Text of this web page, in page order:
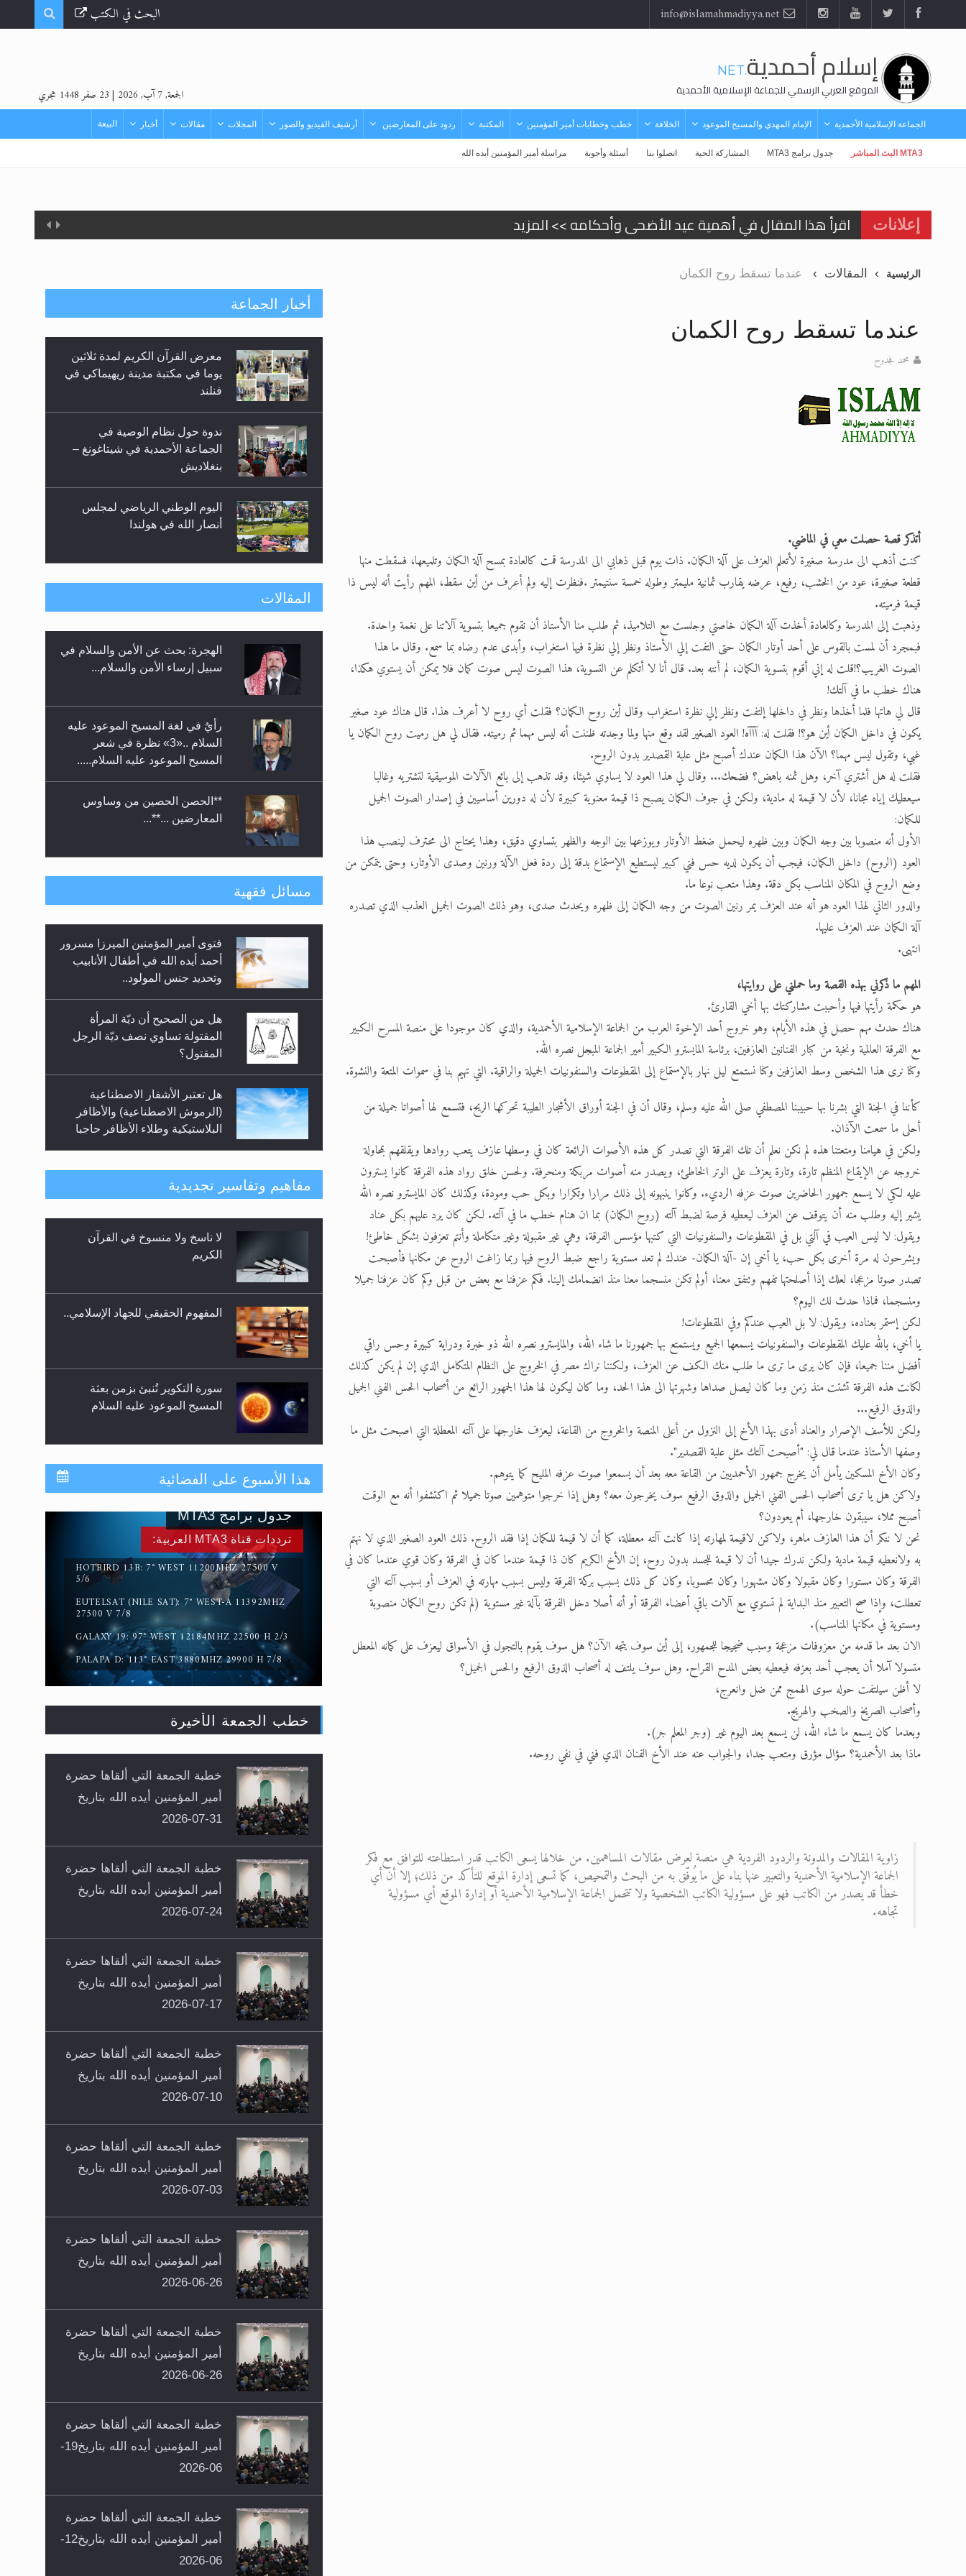
البحث في الكتب
إسلام أحمدية.NET
الموقع العربي الرسمي للجماعة الإسلامية الأحمدية الجمعة, 7 آب, 2026 | 23 صفر 1448 هجري
الجماعة الإسلامية الأحمدية الإمام المهدي والمسيح الموعود الخلافة خطب وخطابات أمير المؤمنين المكتبة ردود على المعارضين أرشيف الفيديو والصور المجلات مقالات أخبار البيعة
MTA3 البث المباشر جدول برامج MTA3 المشاركة الحية اتصلوا بنا أسئلة وأجوبة مراسلة أمير المؤمنين أيده الله
إعلانات
اقرأ هذا المقال في أهمية عيد الأضحى وأحكامه >> المزيد
الحجّ.. دلالات، حِكم، وأهداف >> المزيد
تعميم هامّ لأفراد الجماعة >> المزيد
تعميم هامّ لأفراد الجماعة >> المزيد
إعلان هامّ بخصوص الرسائل المرسلة إلى حضرة امير المؤمنين أيده الله والمكتب العربي >> المزيد
للانتقال إلى كافة الردود على القمص زكريا يطرس وأعداء الإسلام اضغط هنا >> المزيد
اقرأ هذا الكتاب وتعرّف على حقيقة الإسراء والمعراج >> المزيد
الرئيسية المقالات عندما تسقط روح الكمان
عندما تسقط روح الكمان
محمد فجدوح
أتذكر قصة حصلت معي في الماضي.
كنت أذهب الى مدرسة صغيرة لأتعلم العزف على آلة الكمان. ذات يوم قبل ذهابي الى المدرسة قمت كالعادة بمسح آلة الكمان وتلميعها، فسقطت منها
قطعة صغيرة، عود من الخشب، رفيع، عرضه يقارب ثمانية مليمتر وطوله خمسة سنتيمتر .فنظرت إليه ولم أعرف من أين سقط، المهم رأيت أنه ليس ذا
قيمة فرميته.
وذهبت إلى المدرسة وكالعادة أخذت آلة الكمان خاصتي وجلست مع التلاميذ، ثم طلب منا الأستاذ أن نقوم جميعا بتسوية آلاتنا على نغمة واحدة.
فبمجرد أن لمست بالقوس على أحد أوتار الكمان حتى التفت إلي الأستاذ ونظر إلي نظرة فيها استغراب، وأبدى عدم رضاه بما سمع. وقال ما هذا
الصوت الغريب؟!قلت له إني أقوم بتسوية الكمان، لم أنته بعد. قال أنا لا أتكلم عن التسوية، هذا الصوت ليس صوت كمان فلا يمكن أن يستوي هكذا،
هناك خطب ما في آلتك!
قال لي هاتها فلما أخذها ونظر في داخلها إلتفت ونظر إلي نظرة استغراب وقال أين روح الكمان؟ فقلت أي روح لا أعرف هذا. قال هناك عود صغير
يكون في داخل الكمان أين هو؟! فقلت له: آآآه! العود الصغير لقد وقع منها ولما وجدته ظننت أنه ليس مهما ثم رميته. فقال لي هل رميت روح الكمان يا
غبي، وتقول ليس مهما؟ الآن هذا الكمان عندك أصبح مثل علبة القصدير بدون الروح.
فقلت له هل أشتري آخر، وهل ثمنه باهض؟ فضحك... وقال لي هذا العود لا يساوي شيئا، وقد تذهب إلى بائع الآلات الموسيقية لتشتريه وغالبا
سيعطيك إياه مجانا، لأن لا قيمة له مادية، ولكن في جوف الكمان يصبح ذا قيمة معنوية كبيرة لأن له دورين أساسيين في إصدار الصوت الجميل
للكمان:
الأول أنه منصوبا بين وجه الكمان وبين ظهره ليحمل ضغط الأوتار ويوزعها بين الوجه والظهر بتساوي دقيق، وهذا يحتاج الى محترف لينصب هذا
العود (الروح) داخل الكمان، فيجب أن يكون لديه حس فني كبير ليستطيع الإستماع بدقة إلى ردة فعل الآلة ورنين وصدى الأوتار، وحتى يتمكن من
وضع الروح في المكان المناسب بكل دقة. وهذا متعب نوعا ما.
والدور الثاني لهذا العود هو أنه عند العزف يمر رنين الصوت من وجه الكمان إلى ظهره ويحدث صدى، وهو ذلك الصوت الجميل العذب الذي تصدره
آلة الكمان عند العزف عليها.
انتهى.
المهم ما ذكرني بهذه القصة وما حملني على روايتها،
هو حكمة رأيتها فيها وأحببت مشاركتك بها أخي القارئ.
هناك حدث مهم حصل في هذه الأيام، وهو خروج أحد الإخوة العرب من الجماعة الإسلامية الأحمدية، والذي كان موجودا على منصة المسرح الكبير
مع الفرقة العالمية ونخبة من كبار الفنانين العازفين، برئاسة المايسترو الكبير أمير الجماعة المبجل نصره الله.
وكنا نرى هذا الشخص وسط العازفين وكنا نستمتع ليل نهار بالإستماع إلى المقطوعات والسنفونيات الجميلة والراقية. التي تهيم بنا في سموات المتعة والنشوة.
كأننا في الجنة التي بشرنا بها حبيبنا المصطفي صلى الله عليه وسلم، وقال أن في الجنة أوراق الأشجار الطيبة تحركها الريح، فتسمع لها أصواتا جميلة من
أحلى ما سمعت الآذان.
ولكن في هيامنا ومتعتنا هذه لم نكن نعلم أن تلك الفرقة التي تصدر كل هذه الأصوات الرائعة كان في وسطها عازف يتعب روادها ويقلقهم بمحاولة
خروجه عن الإيقاع المنظم تارة، وتارة يعزف على الوتر الخاطئ، ويصدر منه أصوات مربكة ومنحرفة. ولحسن خلق رواد هذه الفرقة كانوا يسترون
عليه لكي لا يسمع جمهور الحاضرين صوت عزفه الرديء. وكانوا ينبهونه إلى ذلك مرارا وتكرارا وبكل حب ومودة، وكذلك كان المايسترو نصره الله
يشير إليه وطلب منه أن يتوقف عن العزف ليعطيه فرصة لضبط آلته (روح الكمان) بما ان هنام خطب ما في آلته. لكن كان يرد عليهم بكل عناد
ويقول: لا ليس العيب في آلتي بل في المقطوعات والسنفونيات التي كتبها مؤسس الفرقة، وهي غير مقبولة وغير متكاملة وأنتم تعزفون بشكل خاطئ!
ويشرحون له مرة أخرى بكل حب، يا أخي إن -آلة الكمان- عندك لم تعد مستوية راجع ضبط الروح فيها ربما زاغت الروح عن مكانها فأصبحت
تصدر صوتا مزعجا، لعلك إذا أصلحتها تفهم وتتفق معنا، أولم تكن منسجما معنا منذ انضمامك إلينا. فكم عزفنا مع بعض من قبل وكم كان عزفنا جميلا
ومنسجما، فماذا حدث لك اليوم؟
لكن إستمر بعناده، ويقول: لا بل العيب عندكم وفي المقطوعات!
يا أخي، بالله عليك المقطوعات والسنفونيات يسمعها الجميع ويستمتع بها جمهورنا ما شاء الله، والمايسترو نصره الله ذو خبرة ودراية كبيرة وحس راقي
أفضل مننا جميعا، فإن كان يرى ما ترى ما طلب منك الكف عن العزف، ولكننا نراك مصر في الخروج على النظام المتكامل الذي إن لم يكن كذلك
لكانت هذه الفرقة تشتت منذ زمن وما كان ليصل صداها وشهرتها الى هذا الحد، وما كان ليكون لها هذا الجمهور الرائع من أصحاب الحس الفني الجميل
والذوق الرفيع...
ولكن للأسف الإصرار والعناد أدى بهذا الأخ إلى النزول من أعلى المنصة والخروج من القاعة، ليعزف خارجها على آلته المعطلة التي اصبحت مثل ما
وصفها الأستاذ عندما قال لي: "أصبحت آلتك مثل علبة القصدير".
وكان الأخ المسكين يأمل أن يخرج جمهور الأحمديين من القاعة معه بعد أن يسمعوا صوت عزفه المليح كما يتوهم.
ولاكن هل يا ترى أصحاب الحس الفني الجميل والذوق الرفيع سوف يخرجون معه؟ وهل إذا خرجوا متوهمين صوتا جميلا ثم اكتشفوا أنه مع الوقت
أصبح مملا، سيبقون خارجها، أم يعودون؟
نحن لا ننكر أن هذا العازف ماهر، ولاكن لاقيمة لمهارته إذا كانت آلته معطلة، كما أن لا قيمة للكمان إذا فقد الروح. ذلك العود الصغير الذي لا نهتم
به ولانعطيه قيمة مادية ولكن ندرك جيدا أن لا قيمة للجسد بدون روح، إن الأخ الكريم كان ذا قيمة عندما كان في الفرقة وكان قوي عندما كان في
الفرقة وكان مستورا وكان مقبولا وكان مشهورا وكان محسوبا، وكان كل ذلك بسبب بركة الفرقة وليس بسبب مهارته في العزف أو بسبب آلته التي
تعطلت، وإذا صح التعبير منذ البداية لم تستوي مع آلات باقي أعضاء الفرقة أو أنه أصلا دخل الفرقة بآلة غير مستوية (لم تكن روح الكمان منصوبة
ومستوية في مكانها المناسب).
الان بعد ما قدمه من معزوفات مزعجة وسبب ضجيجا للجمهور، إلى أين سوف يتجه الآن؟ هل سوف يقوم بالتجول في الأسواق ليعزف على كمانه المعطل
متسولا آملا أن يعجب أحد بعزفه فيعطيه بعض المدح القراح. وهل سوف يلتف له أصحاب الذوق الرفيع والحس الجميل؟
لا أظن سيلتفت حوله سوى الهمج ممن ضل وانعرج،
وأصحاب الصريخ والصخب والهريج.
وبعدما كان يسمع ما شاء الله، لن يسمع بعد اليوم غير (وجر المعلم جر).
ماذا بعد الأحمدية؟ سؤال مؤرق ومتعب جدا، والجواب عنه عند الأخ الفنان الذي فني في نفي روحه.
زاوية المقالات والمدونة والردود الفردية هي منصة لعرض مقالات المساهمين. من خلالها يسعى الكاتب قدر استطاعته للتوافق مع فكر
الجماعة الإسلامية الأحمدية والتعبير عنها بناء على ما يُوفّق به من البحث والتمحيص، كما تسعى إدارة الموقع للتأكد من ذلك؛ إلا أن أي
خطأ قد يصدر من الكاتب فهو على مسؤولية الكاتب الشخصية ولا تتحمل الجماعة الإسلامية الأحمدية أو إدارة الموقع أي مسؤولية
تجاهه.
أخبار الجماعة
معرض القرآن الكريم لمدة ثلاثين
يوما في مكتبة مدينة ريهيماكي في
فنلند
ندوة حول نظام الوصية في
الجماعة الأحمدية في شيتاغونغ –
بنغلاديش
اليوم الوطني الرياضي لمجلس
أنصار الله في هولندا
إتمام حفظ القرآن الكريم لثلاثة
حفل توزيع الشهادات في الجامعة
الأحمدية بنيجيريا لعام 2025
المقالات
الهجرة: بحث عن الأمن والسلام في
سبيل إرساء الأمن والسلام...
رأيٌ في لغة المسيح الموعود عليه
السلام ..«3» نظرة في شعر
المسيح الموعود عليه السلام.....
**الحصن الحصين من وساوس
المعارضين ...**...
متطلَّبات التّحريك الجديد...
رأيٌ في لغة المسيح الموعود عليه
السلام.. 4...
مسائل فقهية
فتوى أمير المؤمنين الميرزا مسرور
أحمد أيده الله في أطفال الأنابيب
وتحديد جنس المولود..
هل من الصحيح أن ديّة المرأة
المقتولة تساوي نصف ديّة الرجل
المقتول؟
هل تعتبر الأشفار الاصطناعية
(الرموش الاصطناعية) والأظافر
البلاستيكية وطلاء الأظافر حاجبا
هل يُحسب حول الزكاة وفق السنة
الميلادية أو الهجرية؟
هل يجوز فتح مشروع كوافير نسائي
للمحجبات وغير المحجبات؟
مفاهيم وتفاسير تجديدية
لا ناسخ ولا منسوخ في القرآن
الكريم
المفهوم الحقيقي للجهاد الإسلامي..
سورة التكوير تُنبئ بزمن بعثة
المسيح الموعود عليه السلام
حقيقة المسيح الدجال
القرآن قاضٍ وحكمٌ على السنة
ومهيمنٌ عليها.. ليس العكس
هذا الأسبوع على الفضائية
ترددات قناة MTA3 العربية:
HOTBIRD 13B: 7° WEST 11200MHZ 27500 V
5/6
EUTELSAT (NILE SAT): 7° WEST-A 11392MHZ
27500 V 7/8
GALAXY 19: 97° WEST 12184MHZ 22500 H 2/3
PALAPA D: 113° EAST 3880MHZ 29900 H 7/8
جدول برامج MTA3
خطب الجمعة الأخيرة
خطبة الجمعة التي ألقاها حضرة
أمير المؤمنين أيده الله بتاريخ
31-07-2026
خطبة الجمعة التي ألقاها حضرة
أمير المؤمنين أيده الله بتاريخ
24-07-2026
خطبة الجمعة التي ألقاها حضرة
أمير المؤمنين أيده الله بتاريخ
17-07-2026
خطبة الجمعة التي ألقاها حضرة
أمير المؤمنين أيده الله بتاريخ
10-07-2026
خطبة الجمعة التي ألقاها حضرة
أمير المؤمنين أيده الله بتاريخ
03-07-2026
خطبة الجمعة التي ألقاها حضرة
أمير المؤمنين أيده الله بتاريخ
26-06-2026
خطبة الجمعة التي ألقاها حضرة
أمير المؤمنين أيده الله بتاريخ
26-06-2026
خطبة الجمعة التي ألقاها حضرة
أمير المؤمنين أيده الله بتاريخ19-
06-2026
خطبة الجمعة التي ألقاها حضرة
أمير المؤمنين أيده الله بتاريخ12-
06-2026